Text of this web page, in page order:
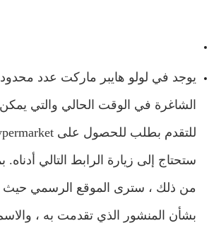
يوجد في لولو هايبر ماركت عدد
الشاغرة في الوقت الحالي والتي يمكن
ستحتاج إلى زيارة الرابط التالي أدناه.
من ذلك ، سترى الموقع الرسمي حيث
بشأن المنشور الذي تقدمت به ،